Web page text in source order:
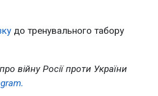
до тренувального табору
війну Росії проти України